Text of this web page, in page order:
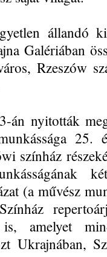
állandó
Galériában
Rzeszów
án nyitották
színház
(a művész
amelyet
Ukrajnában,